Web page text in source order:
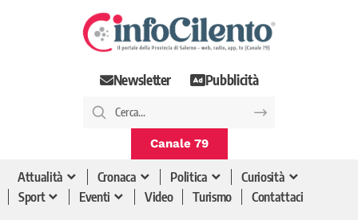
Newsletter Pubblicità
Canale 79
Attualità Cronaca Politica
Curiosità
Sport
Eventi Video Turismo Contattaci